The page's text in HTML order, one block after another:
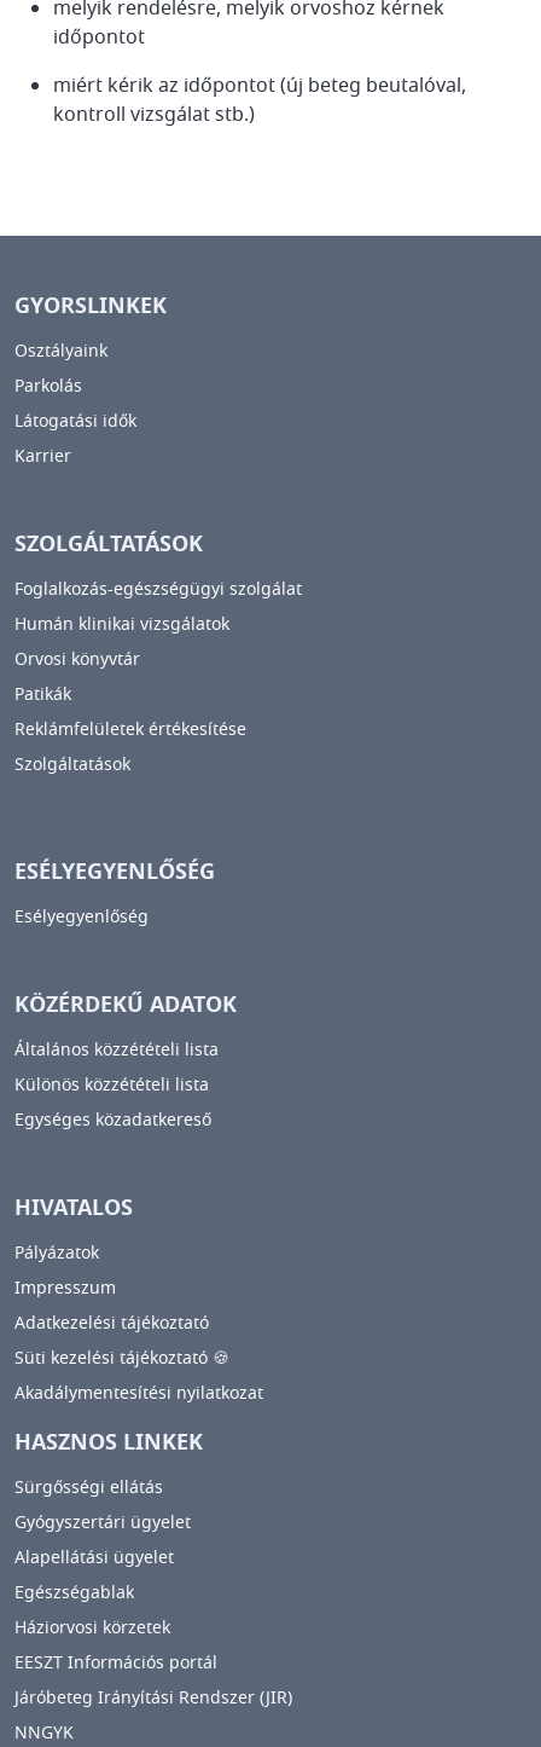
melyik rendelésre, melyik orvoshoz kérnek
időpontot
miért kérik az időpontot (új beteg beutalóval,
kontroll vizsgálat stb.)
GYORSLINKEK
Osztályaink
Parkolás
Látogatási idők
Karrier
SZOLGÁLTATÁSOK
Foglalkozás-egészségügyi szolgálat
Humán klinikai vizsgálatok
Orvosi könyvtár
Patikák
Reklámfelületek értékesítése
Szolgáltatások
ESÉLYEGYENLŐSÉG
Esélyegyenlőség
KÖZÉRDEKŰ ADATOK
Általános közzétételi lista
Különös közzétételi lista
Egységes közadatkereső
HIVATALOS
Pályázatok
Impresszum
Adatkezelési tájékoztató
Süti kezelési tájékoztató 🍪
Akadálymentesítési nyilatkozat
HASZNOS LINKEK
Sürgősségi ellátás
Gyógyszertári ügyelet
Alapellátási ügyelet
Egészségablak
Háziorvosi körzetek
EESZT Információs portál
Járóbeteg Irányítási Rendszer (JIR)
NNGYK